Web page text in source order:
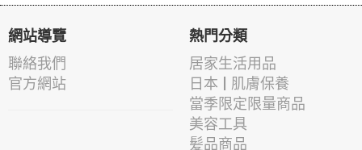
網站導覽
聯絡我們
官方網站
熱門分類
居家生活用品
日本 | 肌膚保養
當季限定限量商品
美容工具
髪品商品